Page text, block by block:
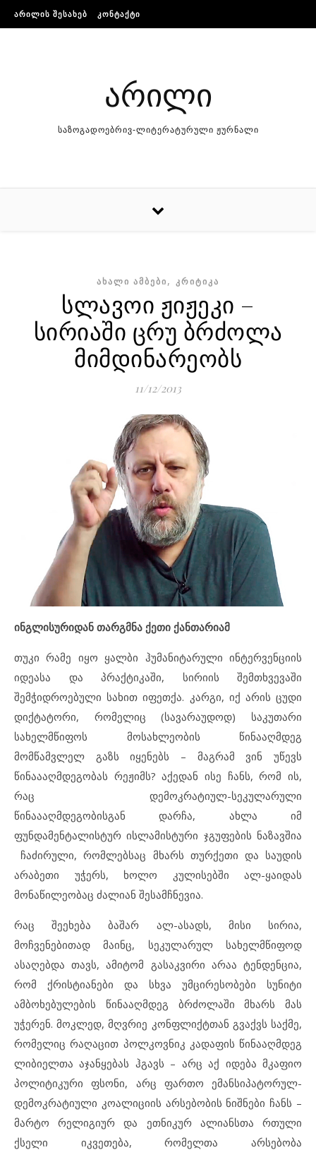
Skip to content
ᲐᲠᲘᲚᲘᲡ ᲨᲔᲡᲐᲮᲔᲑ ᲙᲝᲜᲢᲐᲥᲢᲘ
არილი
საზოგადოებრივ-ლიტერატურული ჟურნალი
ᲐᲮᲐᲚᲘ ᲐᲛᲑᲔᲑᲘ, ᲙᲠᲘᲢᲘᲙᲐ
სლავოი ჟიჟეკი –
სირიაში ცრუ ბრძოლა
მიმდინარეობს
11/12/2013
ინგლისურიდან თარგმნა ქეთი ქანთარიამ
თუკი რამე იყო ყალბი ჰუმანიტარული ინტერვენციის
იდეასა და პრაქტიკაში, სირიის შემთხვევაში
შემჭიდროებული სახით იფეთქა. კარგი, იქ არის ცუდი
დიქტატორი, რომელიც (სავარაუდოდ) საკუთარი
სახელმწიფოს მოსახლეობის წინააღმდეგ
მომწამვლელ გაზს იყენებს – მაგრამ ვინ უწევს
წინაააღმდეგობას რეჟიმს? აქედან ისე ჩანს, რომ ის,
რაც დემოკრატიულ-სეკულარული
წინაააღმდეგობისგან დარჩა, ახლა იმ
ფუნდამენტალისტურ ისლამისტური ჯგუფების ნაზავშია
ჩაძირული, რომლებსაც მხარს თურქეთი და საუდის
არაბეთი უჭერს, ხოლო კულისებში ალ-ყაიდას
მონაწილეობაც ძალიან შესამჩნევია.
რაც შეეხება ბაშარ ალ-ასადს, მისი სირია,
მოჩვენებითად მაინც, სეკულარულ სახელმწიფოდ
ასაღებდა თავს, ამიტომ გასაკვირი არაა ტენდენცია,
რომ ქრისტიანები და სხვა უმცირესობები სუნიტი
ამბოხებულების წინააღმდეგ ბრძოლაში მხარს მას
უჭერენ. მოკლედ, მღვრიე კონფლიქტთან გვაქვს საქმე,
რომელიც რაღაცით პოლკოვნიკ კადაფის წინააღმდეგ
ლიბიელთა აჯანყებას ჰგავს – არც აქ იდება მკაფიო
პოლიტიკური ფსონი, არც ფართო ემანსიპატორულ-
დემოკრატიული კოალიციის არსებობის ნიშნები ჩანს –
მარტო რელიგიურ და ეთნიკურ ალიანსთა რთული
ქსელი იკვეთება, რომელთა არსებობა